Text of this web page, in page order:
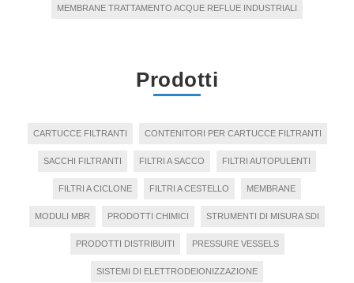
MEMBRANE TRATTAMENTO ACQUE REFLUE INDUSTRIALI
Prodotti
CARTUCCE FILTRANTI CONTENITORI PER CARTUCCE FILTRANTI
SACCHI FILTRANTI FILTRI A SACCO FILTRI AUTOPULENTI
FILTRI A CICLONE FILTRI A CESTELLO MEMBRANE
MODULI MBR PRODOTTI CHIMICI STRUMENTI DI MISURA SDI
PRODOTTI DISTRIBUITI PRESSURE VESSELS
SISTEMI DI ELETTRODEIONIZZAZIONE